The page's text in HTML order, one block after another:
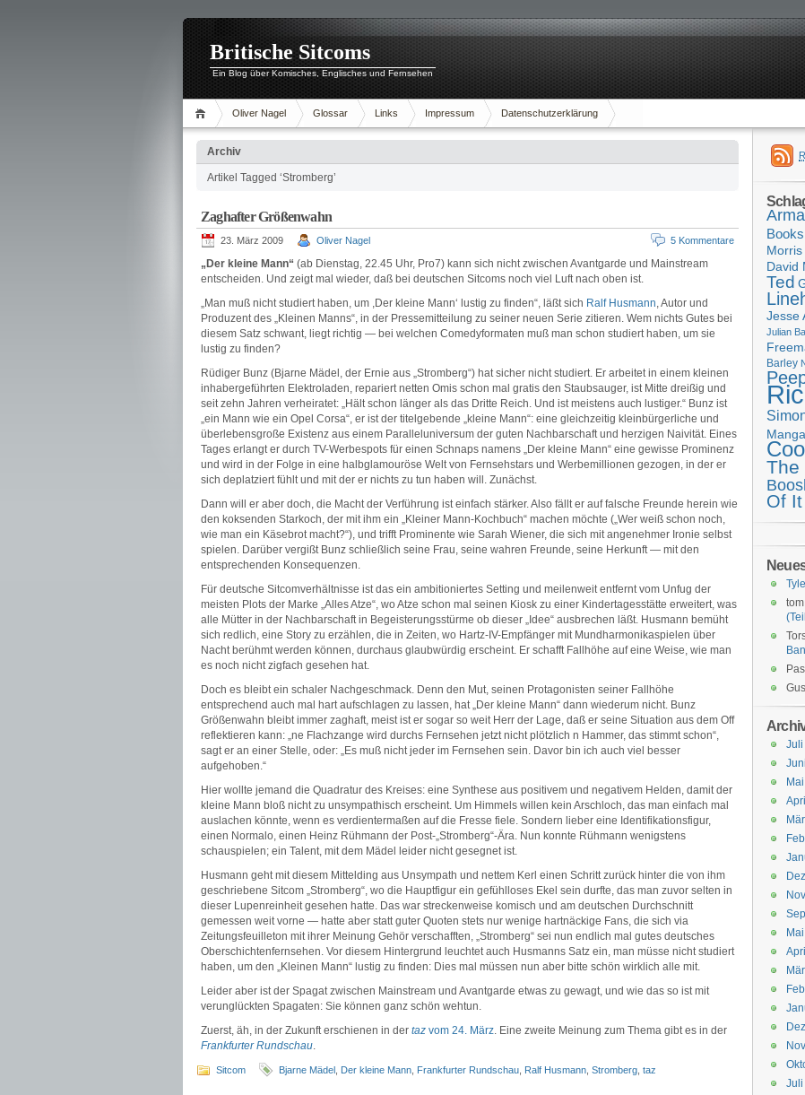
Britische Sitcoms
Ein Blog über Komisches, Englisches und Fernsehen
Oliver Nagel Glossar Links Impressum Datenschutzerklärung
Archiv
Artikel Tagged ‘Stromberg’
Zaghafter Größenwahn
23. März 2009 Oliver Nagel 5 Kommentare
„Der kleine Mann“ (ab Dienstag, 22.45 Uhr, Pro7) kann sich nicht zwischen Avantgarde und Mainstream
entscheiden. Und zeigt mal wieder, daß bei deutschen Sitcoms noch viel Luft nach oben ist.
„Man muß nicht studiert haben, um ,Der kleine Mann‘ lustig zu finden“, läßt sich Ralf Husmann, Autor und
Produzent des „Kleinen Manns“, in der Pressemitteilung zu seiner neuen Serie zitieren. Wem nichts Gutes bei
diesem Satz schwant, liegt richtig — bei welchen Comedyformaten muß man schon studiert haben, um sie
lustig zu finden?
Rüdiger Bunz (Bjarne Mädel, der Ernie aus „Stromberg“) hat sicher nicht studiert. Er arbeitet in einem kleinen
inhabergeführten Elektroladen, repariert netten Omis schon mal gratis den Staubsauger, ist Mitte dreißig und
seit zehn Jahren verheiratet: „Hält schon länger als das Dritte Reich. Und ist meistens auch lustiger.“ Bunz ist
„ein Mann wie ein Opel Corsa“, er ist der titelgebende „kleine Mann“: eine gleichzeitig kleinbürgerliche und
überlebensgroße Existenz aus einem Paralleluniversum der guten Nachbarschaft und herzigen Naivität. Eines
Tages erlangt er durch TV-Werbespots für einen Schnaps namens „Der kleine Mann“ eine gewisse Prominenz
und wird in der Folge in eine halbglamouröse Welt von Fernsehstars und Werbemillionen gezogen, in der er
sich deplatziert fühlt und mit der er nichts zu tun haben will. Zunächst.
Dann will er aber doch, die Macht der Verführung ist einfach stärker. Also fällt er auf falsche Freunde herein wie
den koksenden Starkoch, der mit ihm ein „Kleiner Mann-Kochbuch“ machen möchte („Wer weiß schon noch,
wie man ein Käsebrot macht?“), und trifft Prominente wie Sarah Wiener, die sich mit angenehmer Ironie selbst
spielen. Darüber vergißt Bunz schließlich seine Frau, seine wahren Freunde, seine Herkunft — mit den
entsprechenden Konsequenzen.
Für deutsche Sitcomverhältnisse ist das ein ambitioniertes Setting und meilenweit entfernt vom Unfug der
meisten Plots der Marke „Alles Atze“, wo Atze schon mal seinen Kiosk zu einer Kindertagesstätte erweitert, was
alle Mütter in der Nachbarschaft in Begeisterungsstürme ob dieser „Idee“ ausbrechen läßt. Husmann bemüht
sich redlich, eine Story zu erzählen, die in Zeiten, wo Hartz-IV-Empfänger mit Mundharmonikaspielen über
Nacht berühmt werden können, durchaus glaubwürdig erscheint. Er schafft Fallhöhe auf eine Weise, wie man
es noch nicht zigfach gesehen hat.
Doch es bleibt ein schaler Nachgeschmack. Denn den Mut, seinen Protagonisten seiner Fallhöhe
entsprechend auch mal hart aufschlagen zu lassen, hat „Der kleine Mann“ dann wiederum nicht. Bunz
Größenwahn bleibt immer zaghaft, meist ist er sogar so weit Herr der Lage, daß er seine Situation aus dem Off
reflektieren kann: „ne Flachzange wird durchs Fernsehen jetzt nicht plötzlich n Hammer, das stimmt schon“,
sagt er an einer Stelle, oder: „Es muß nicht jeder im Fernsehen sein. Davor bin ich auch viel besser
aufgehoben.“
Hier wollte jemand die Quadratur des Kreises: eine Synthese aus positivem und negativem Helden, damit der
kleine Mann bloß nicht zu unsympathisch erscheint. Um Himmels willen kein Arschloch, das man einfach mal
auslachen könnte, wenn es verdientermaßen auf die Fresse fiele. Sondern lieber eine Identifikationsfigur,
einen Normalo, einen Heinz Rühmann der Post-„Stromberg“-Ära. Nun konnte Rühmann wenigstens
schauspielen; ein Talent, mit dem Mädel leider nicht gesegnet ist.
Husmann geht mit diesem Mittelding aus Unsympath und nettem Kerl einen Schritt zurück hinter die von ihm
geschriebene Sitcom „Stromberg“, wo die Hauptfigur ein gefühlloses Ekel sein durfte, das man zuvor selten in
dieser Lupenreinheit gesehen hatte. Das war streckenweise komisch und am deutschen Durchschnitt
gemessen weit vorne — hatte aber statt guter Quoten stets nur wenige hartnäckige Fans, die sich via
Zeitungsfeuilleton mit ihrer Meinung Gehör verschafften, „Stromberg“ sei nun endlich mal gutes deutsches
Oberschichtenfernsehen. Vor diesem Hintergrund leuchtet auch Husmanns Satz ein, man müsse nicht studiert
haben, um den „Kleinen Mann“ lustig zu finden: Dies mal müssen nun aber bitte schön wirklich alle mit.
Leider aber ist der Spagat zwischen Mainstream und Avantgarde etwas zu gewagt, und wie das so ist mit
verunglückten Spagaten: Sie können ganz schön wehtun.
Zuerst, äh, in der Zukunft erschienen in der taz vom 24. März. Eine zweite Meinung zum Thema gibt es in der
Frankfurter Rundschau.
Sitcom Bjarne Mädel Der kleine Mann Frankfurter Rundschau Ralf Husmann Stromberg taz
Books
Morris
David
Ted
Jesse
Julian
Barley
The
Of It
Juli
Juli